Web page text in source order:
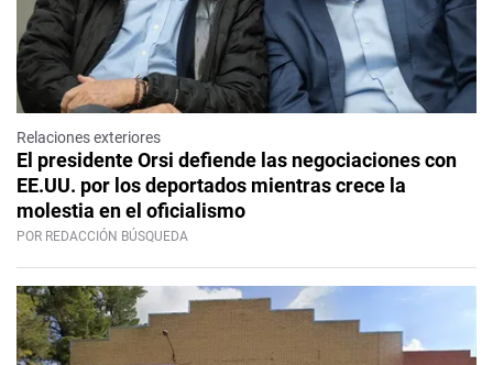
Relaciones exteriores
El presidente Orsi defiende las negociaciones con
EE.UU. por los deportados mientras crece la
molestia en el oficialismo
POR REDACCIÓN BÚSQUEDA